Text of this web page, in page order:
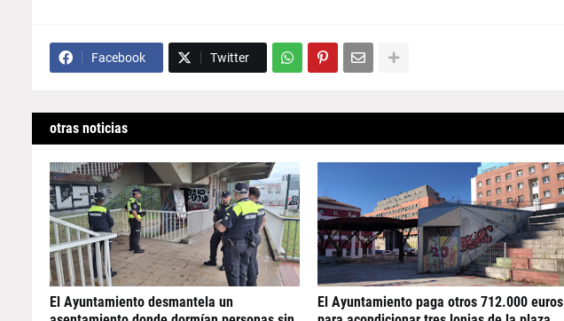
Facebook Twitter
otras noticias
El Ayuntamiento desmantela un
El Ayuntamiento paga otros 712.000 euros